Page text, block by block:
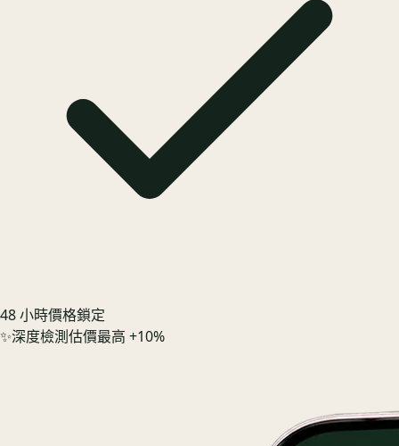
48 小時價格鎖定
✨深度檢測估價最高 +10%